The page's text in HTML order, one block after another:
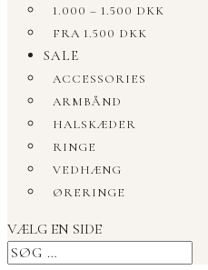
1.000 – 1.500 DKK
FRA 1.500 DKK
SALE
ACCESSORIES
ARMBÅND
HALSKÆDER
RINGE
VEDHÆNG
ØRERINGE
VÆLG EN SIDE